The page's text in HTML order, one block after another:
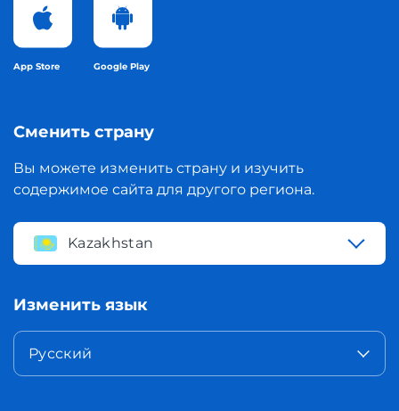
App Store Google Play
Сменить страну
Вы можете изменить страну и изучить
содержимое сайта для другого региона.
Kazakhstan
Изменить язык
Русский